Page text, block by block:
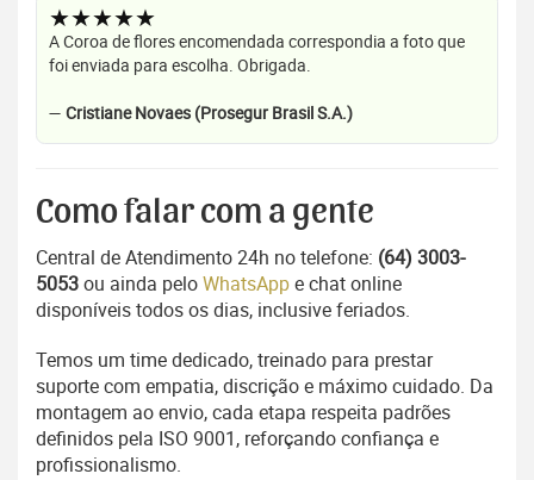
★★★★★
A Coroa de flores encomendada correspondia a foto que
foi enviada para escolha. Obrigada.
— Cristiane Novaes (Prosegur Brasil S.A.)
Como falar com a gente
Central de Atendimento 24h no telefone: (64) 3003-
5053ou ainda peloWhatsAppe chat online
disponíveis todos os dias, inclusive feriados.
Temos um time dedicado, treinado para prestar
suporte com empatia, discrição e máximo cuidado. Da
montagem ao envio, cada etapa respeita padrões
definidos pela ISO 9001, reforçando confiança e
profissionalismo.